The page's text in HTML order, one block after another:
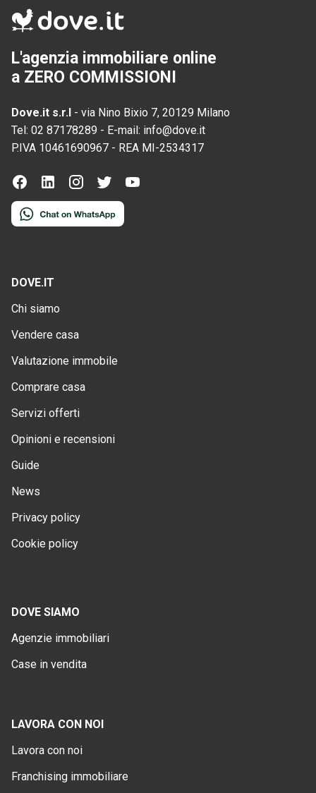
L'agenzia immobiliare online
a ZERO COMMISSIONI
Dove.it s.r.l - via Nino Bixio 7, 20129 Milano
Tel: 02 87178289 - E-mail: info@dove.it
P.IVA 10461690967 - REA MI-2534317
DOVE.IT
Chi siamo
Vendere casa
Valutazione immobile
Comprare casa
Servizi offerti
Opinioni e recensioni
Guide
News
Privacy policy
Cookie policy
DOVE SIAMO
Agenzie immobiliari
Case in vendita
LAVORA CON NOI
Lavora con noi
Franchising immobiliare